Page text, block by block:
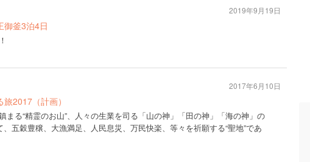
御釜3泊4日
2019年9月19日
2017（計画）
まる“精霊のお山”、人々の生業を司る「山の神」「田の神」「海の神」の
、五穀豊穣、大漁満足、人民息災、万民快楽、等々を祈願する“聖地”であ
2017年6月10日